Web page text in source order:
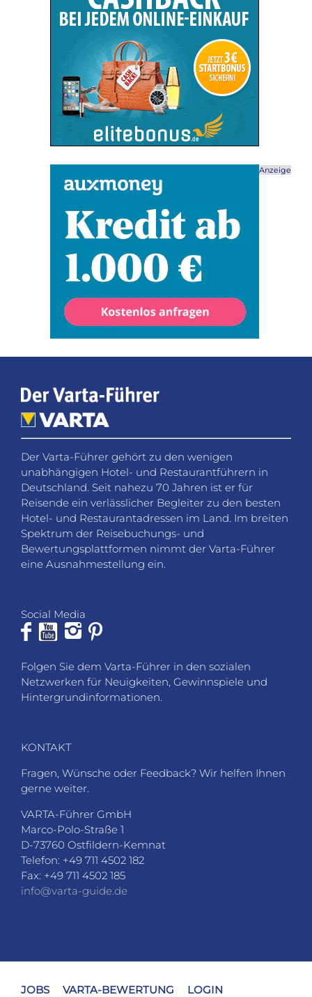
Anzeige
Der Varta-Führer gehört zu den wenigen
unabhängigen Hotel- und Restaurantführern in
Deutschland. Seit nahezu 70 Jahren ist er für
Reisende ein verlässlicher Begleiter zu den besten
Hotel- und Restaurantadressen im Land. Im breiten
Spektrum der Reisebuchungs- und
Bewertungsplattformen nimmt der Varta-Führer
eine Ausnahmestellung ein.
Social Media
Folgen Sie dem Varta-Führer in den sozialen
Netzwerken für Neuigkeiten, Gewinnspiele und
Hintergrundinformationen.
KONTAKT
Fragen, Wünsche oder Feedback? Wir helfen Ihnen
gerne weiter.
VARTA-Führer GmbH
Marco-Polo-Straße 1
D-73760 Ostfildern-Kemnat
Telefon: +49 711 4502 182
Fax: +49 711 4502 185
info@varta-guide.de
JOBS VARTA-BEWERTUNG LOGIN